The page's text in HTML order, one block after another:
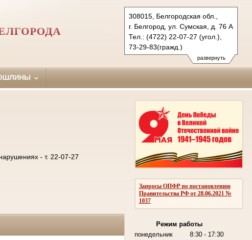
развернуть
308015, Белгородская обл.,
г. Белгород, ул. Сумская, д. 76 А
Тел.: (4722) 22-07-27 (угол.),
73-29-83(гражд.)
oktiabrsky.blg@sudrf.ru
Запросы ОПФР по постановлению
Правительства РФ от 28.06.2021 №
1037
Режим работы
понедельник
8:30 - 17:30
- т. 22-07-27